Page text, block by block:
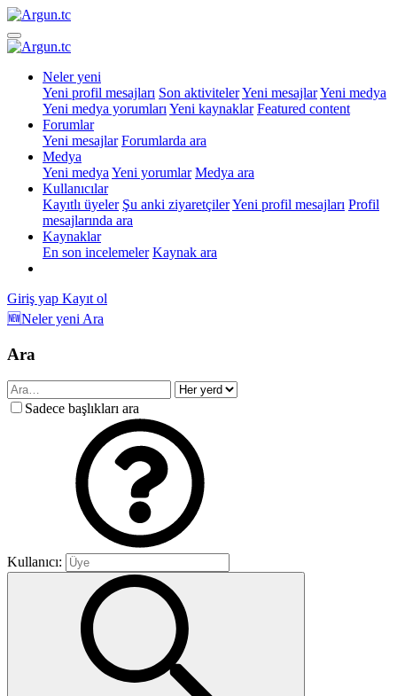
Neler yeni
Yeni profil mesajları Son aktivitelerYeni mesajlarYeni medya
Yeni medya yorumları Yeni kaynaklar Featured content
Forumlar
Yeni mesajlar Forumlarda ara
Medya
Yeni medya Yeni yorumlar Medya ara
Kullanıcılar
Kayıtlı üyeler Şu anki ziyaretçilerYeni profil mesajları Profil
mesajlarında ara
Kaynaklar
En son incelemeler Kaynak ara
Giriş yap Kayıt ol
🆕Neler yeni Ara
Ara
Sadece başlıkları ara
Kullanıcı: